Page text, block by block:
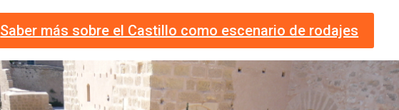
Saber más sobre el Castillo como escenario de rodajes